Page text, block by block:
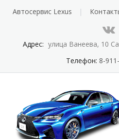
Автосервис Lexus
Адрес: улица Ванеева, 10
Телефон: 8-